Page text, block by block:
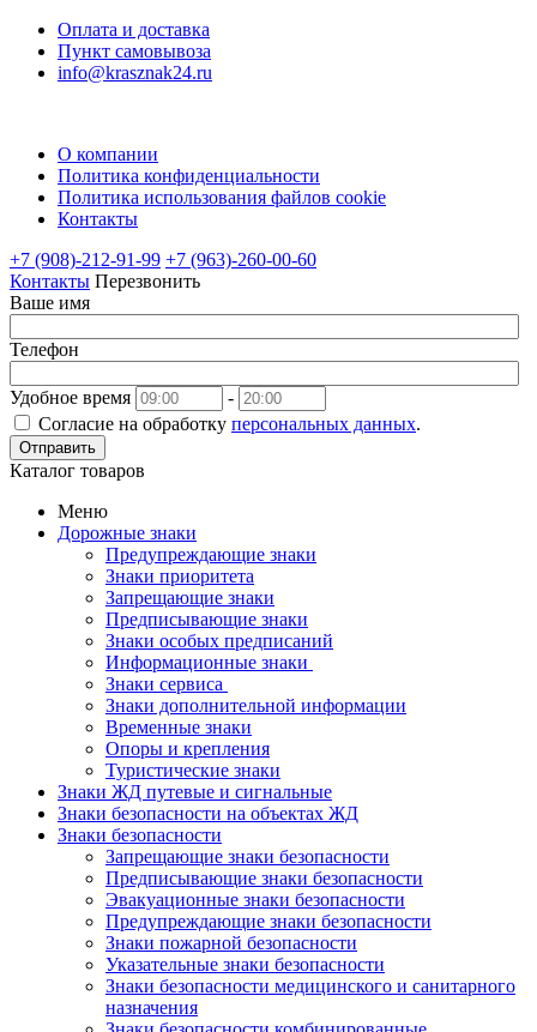
Оплата и доставка
Пункт самовывоза
info@krasznak24.ru
О компании
Политика конфиденциальности
Политика использования файлов cookie
Контакты
+7 (908)-212-91-99 +7 (963)-260-00-60
Контакты Перезвонить
Ваше имя
Телефон
Удобное время
-
Согласие на обработку персональных данных.
Отправить
Каталог товаров
Меню
Дорожные знаки
Предупреждающие знаки
Знаки приоритета
Запрещающие знаки
Предписывающие знаки
Знаки особых предписаний
Информационные знаки
Знаки сервиса
Знаки дополнительной информации
Временные знаки
Опоры и крепления
Туристические знаки
Знаки ЖД путевые и сигнальные
Знаки безопасности на объектах ЖД
Знаки безопасности
Запрещающие знаки безопасности
Предписывающие знаки безопасности
Эвакуационные знаки безопасности
Предупреждающие знаки безопасности
Знаки пожарной безопасности
Указательные знаки безопасности
Знаки безопасности медицинского и санитарного
назначения